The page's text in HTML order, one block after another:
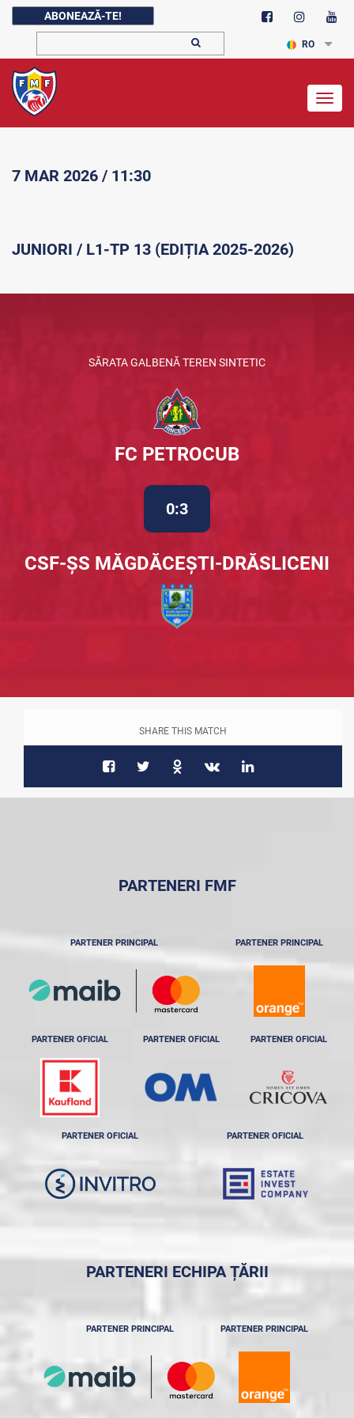
ABONEAZĂ-TE!
RO
7 MAR 2026 / 11:30
JUNIORI / L1-TP 13 (EDIȚIA 2025-2026)
SĂRATA GALBENĂ TEREN SINTETIC
FC PETROCUB
0:3
CSF-ȘS MĂGDĂCEȘTI-DRĂSLICENI
SHARE THIS MATCH
PARTENERI FMF
PARTENER PRINCIPAL PARTENER PRINCIPAL
PARTENER OFICIAL PARTENER OFICIAL PARTENER OFICIAL
PARTENER OFICIAL PARTENER OFICIAL
PARTENERI ECHIPA ȚĂRII
PARTENER PRINCIPAL PARTENER PRINCIPAL